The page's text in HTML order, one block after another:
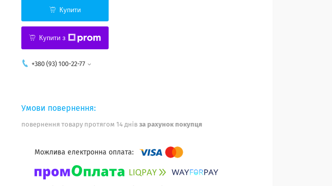
Купити
Купити з
+380 (93) 100-22-77
повернення товару протягом 14 днів за рахунок покупця